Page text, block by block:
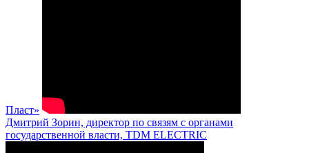
Пласт»
Дмитрий Зорин, директор по связям с органами
государственной власти, TDM ELECTRIC